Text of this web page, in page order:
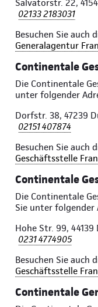
Salvatorstr. 22,
02133 2183031
Besuchen Sie auch
Generalagentur
Continentale
Die Continentale
unter folgender
Dorfstr. 38, 47239
02151 407874
Besuchen Sie auch
Geschäftsstelle
Continentale
Die Continentale
Sie unter folgender
Hohe Str. 99,
0231 4774905
Besuchen Sie auch
Geschäftsstelle
Continentale